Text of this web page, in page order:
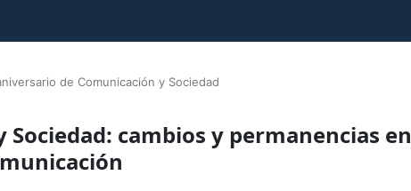
de Comunicación y Sociedad
Sociedad: cambios y permanencias en